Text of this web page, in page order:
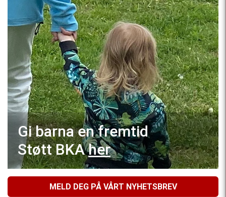
Gi barna en fremtid
Støtt BKAher
MELD DEG PÅ VÅRT NYHETSBREV